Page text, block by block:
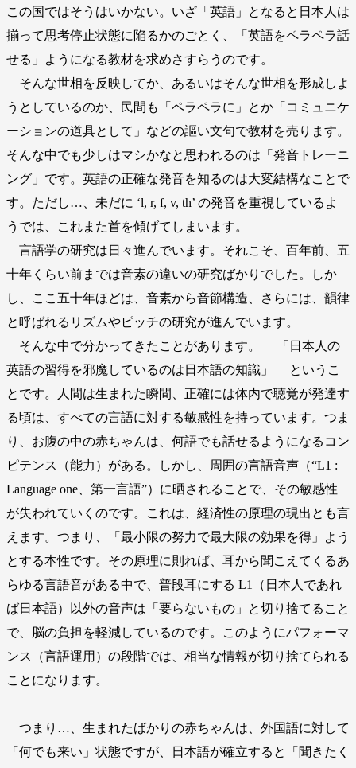
この国ではそうはいかない。いざ「英語」となると日本人は
揃って思考停止状態に陥るかのごとく、「英語をペラペラ話
せる」ようになる教材を求めさすらうのです。
そんな世相を反映してか、あるいはそんな世相を形成しよ
うとしているのか、民間も「ペラペラに」とか「コミュニケ
ーションの道具として」などの謳い文句で教材を売ります。
そんな中でも少しはマシかなと思われるのは「発音トレーニ
ング」です。英語の正確な発音を知るのは大変結構なことで
す。ただし…、未だに ‘l, r, f, v, th’ の発音を重視しているよ
うでは、これまた首を傾げてしまいます。
言語学の研究は日々進んでいます。それこそ、百年前、五
十年くらい前までは音素の違いの研究ばかりでした。しか
し、ここ五十年ほどは、音素から音節構造、さらには、韻律
と呼ばれるリズムやピッチの研究が進んでいます。
そんな中で分かってきたことがあります。 「日本人の
英語の習得を邪魔しているのは日本語の知識」 というこ
とです。人間は生まれた瞬間、正確には体内で聴覚が発達す
る頃は、すべての言語に対する敏感性を持っています。つま
り、お腹の中の赤ちゃんは、何語でも話せるようになるコン
ピテンス（能力）がある。しかし、周囲の言語音声（“L1 :
Language one、第一言語”）に晒されることで、その敏感性
が失われていくのです。これは、経済性の原理の現出とも言
えます。つまり、「最小限の努力で最大限の効果を得」よう
とする本性です。その原理に則れば、耳から聞こえてくるあ
らゆる言語音がある中で、普段耳にする L1（日本人であれ
ば日本語）以外の音声は「要らないもの」と切り捨てること
で、脳の負担を軽減しているのです。このようにパフォーマ
ンス（言語運用）の段階では、相当な情報が切り捨てられる
ことになります。
つまり…、生まれたばかりの赤ちゃんは、外国語に対して
「何でも来い」状態ですが、日本語が確立すると「聞きたく